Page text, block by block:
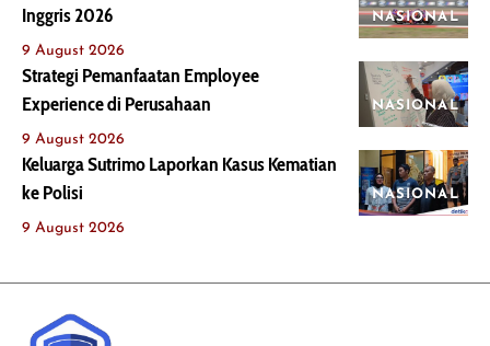
NASIONAL
Inggris 2026
9 August 2026
NASIONAL
Strategi Pemanfaatan Employee
Experience di Perusahaan
9 August 2026
NASIONAL
Keluarga Sutrimo Laporkan Kasus Kematian
ke Polisi
9 August 2026